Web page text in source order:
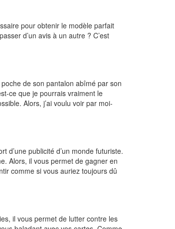
pour obtenir le modèle parfait
d’un avis à un autre ? C’est
de son pantalon abîmé par son
ce que je pourrais vraiment le
Alors, j’ai voulu voir par moi-
d’une publicité d’un monde futuriste.
Alors, il vous permet de gagner en
comme si vous auriez toujours dû
il vous permet de lutter contre les